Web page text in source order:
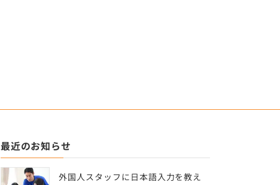
最近のお知らせ
外国人スタッフに日本語入力を教え